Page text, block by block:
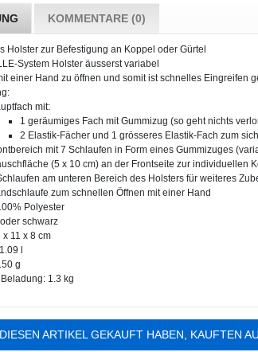
KOMMENTARE (0)
Holster zur Befestigung an Koppel oder Gürtel
System Holster äusserst variabel
einer Hand zu öffnen und somit ist schnelles Eingreifen
mit:
1 geräumiges Fach mit Gummizug (so geht nichts
2 Elastik-Fächer und 1 grösseres Elastik-Fach zum
mit 7 Schlaufen in Form eines Gummizuges
(5 x 10 cm) an der Frontseite zur individuellen
am unteren Bereich des Holsters für weiteres
zum schnellen Öffnen mit einer Hand
Polyester
schwarz
x 11 x 8 cm
l
g
1.3 kg
ARTIKEL GEKAUFT HABEN, KAUFTEN